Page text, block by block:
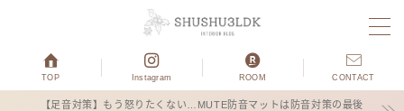
MENU
TOP Instagram ROOM CONTACT
【足音対策】もう怒りたくない…MUTE防音マットは防音対策の最後